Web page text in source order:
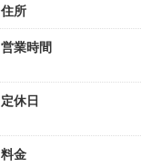
住所
営業時間
定休日
料金